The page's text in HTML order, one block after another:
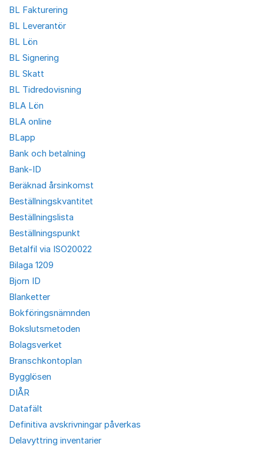
BL Fakturering
BL Leverantör
BL Lön
BL Signering
BL Skatt
BL Tidredovisning
BLA Lön
BLA online
BLapp
Bank och betalning
Bank-ID
Beräknad årsinkomst
Beställningskvantitet
Beställningslista
Beställningspunkt
Betalfil via ISO20022
Bilaga 1209
Bjorn ID
Blanketter
Bokföringsnämnden
Bokslutsmetoden
Bolagsverket
Branschkontoplan
Bygglösen
DIÅR
Datafält
Definitiva avskrivningar påverkas
Delavyttring inventarier